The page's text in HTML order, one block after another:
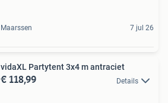
Maarssen 7 jul 26
vidaXL Partytent 3x4 m antraciet
€ 118,99 Details